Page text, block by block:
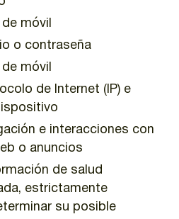
móvil
o contraseña
móvil
de Internet (IP) e
e interacciones con
o anuncios
de salud
estrictamente
su posible